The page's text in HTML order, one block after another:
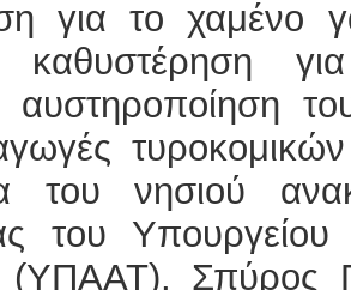
για το χαμένο
καθυστέρηση
αυστηροποίηση
του νησιού
του Υπουργείου
(ΥΠΑΑΤ), Σπύρος